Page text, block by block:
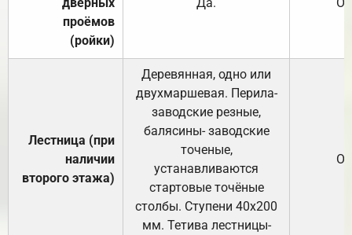
проёмов
(ройки)
Лестница (при
наличии
второго этажа)
Деревянная, одно или
двухмаршевая. Перила-
заводские резные,
балясины- заводские
точеные,
устанавливаются
стартовые точёные
столбы. Ступени 40х200
мм. Тетива лестницы-